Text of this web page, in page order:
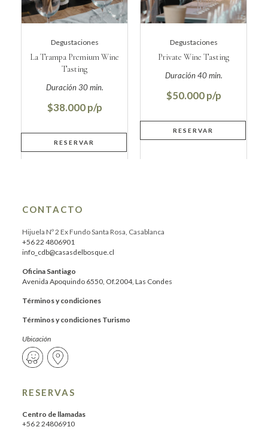
Degustaciones
La Trampa Premium Wine
Tasting
$38.000
Degustaciones
Private Wine Tasting
$50.000
CONTACTO
Hijuela Nº 2 Ex Fundo Santa Rosa, Casablanca
+56 22 4806901
info_cdb@casasdelbosque.cl
Oficina Santiago
Avenida Apoquindo 6550, Of.2004, Las Condes
Términos y condiciones
Términos y condiciones Turismo
Ubicación
RESERVAS
Centro de llamadas
+56 2 24806910